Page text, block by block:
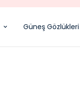
Güneş Gözlükleri